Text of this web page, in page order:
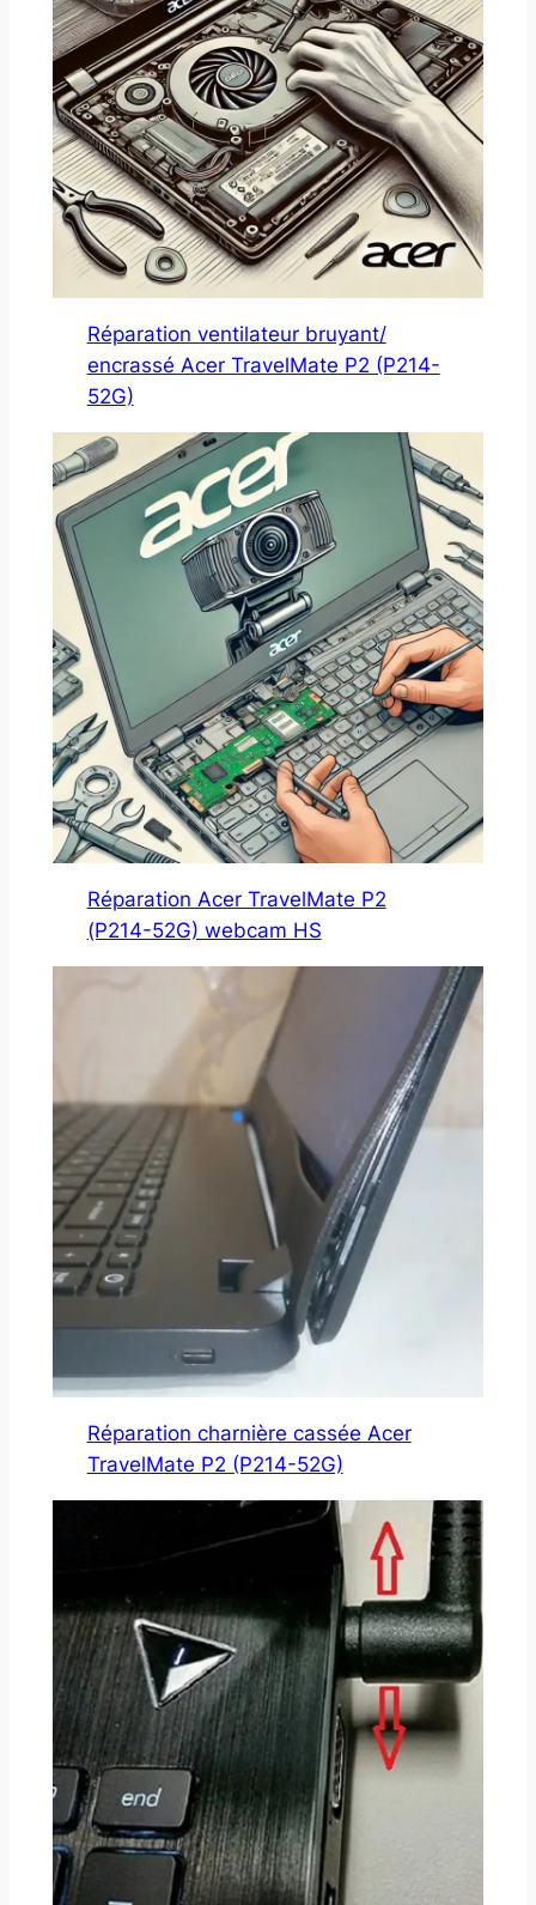
Réparation ventilateur bruyant/
encrassé Acer TravelMate P2 (P214-
52G)
Réparation Acer TravelMate P2
(P214-52G) webcam HS
Réparation charnière cassée Acer
TravelMate P2 (P214-52G)